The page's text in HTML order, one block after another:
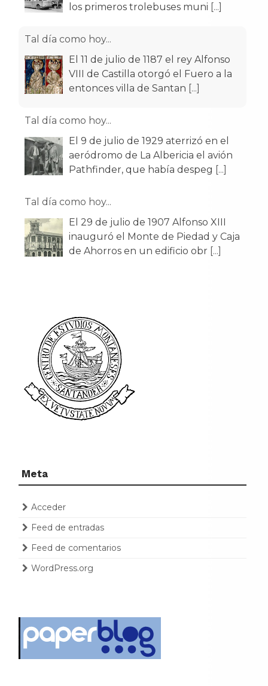
los primeros trolebuses muni [...]
Tal día como hoy...
El 11 de julio de 1187 el rey Alfonso
VIII de Castilla otorgó el Fuero a la
entonces villa de Santan [...]
Tal día como hoy...
El 9 de julio de 1929 aterrizó en el
aeródromo de La Albericia el avión
Pathfinder, que había despeg [...]
Tal día como hoy...
El 29 de julio de 1907 Alfonso XIII
inauguró el Monte de Piedad y Caja
de Ahorros en un edificio obr [...]
Meta
Acceder
Feed de entradas
Feed de comentarios
WordPress.org